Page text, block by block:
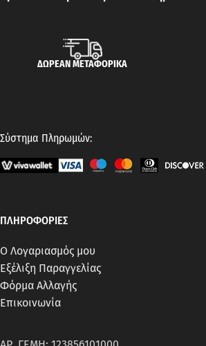
ΔΩΡΕΑΝ ΜΕΤΑΦΟΡΙΚΑ
Σύστημα Πληρωμών:
ΠΛΗΡΟΦΟΡΙΕΣ
Ο Λογαριασμός μου
Εξέλιξη Παραγγελίας
Φόρμα Αλλαγής
Επικοινωνία